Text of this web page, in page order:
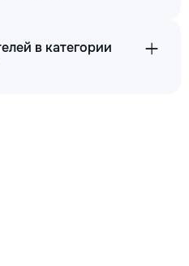
в категории